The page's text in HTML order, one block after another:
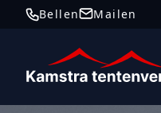
Telefoonnummer
BellenE-mailMailen